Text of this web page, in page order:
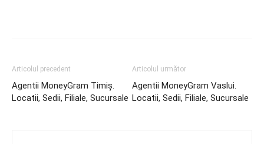
Articolul precedent
Agentii MoneyGram Timiș.
Locatii, Sedii, Filiale, Sucursale
Articolul următor
Agentii MoneyGram Vaslui.
Locatii, Sedii, Filiale, Sucursale